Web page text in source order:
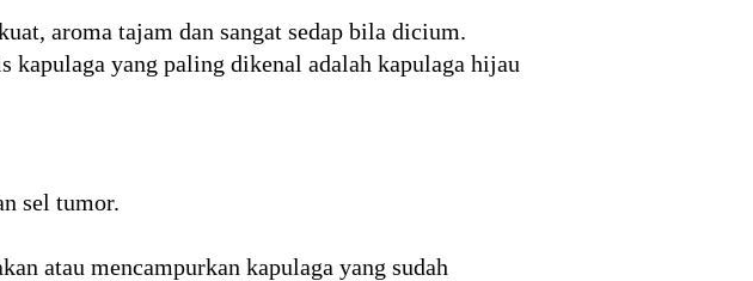
aroma tajam dan sangat sedap bila dicium.
yang paling dikenal adalah kapulaga hijau
sel tumor.
atau mencampurkan kapulaga yang sudah